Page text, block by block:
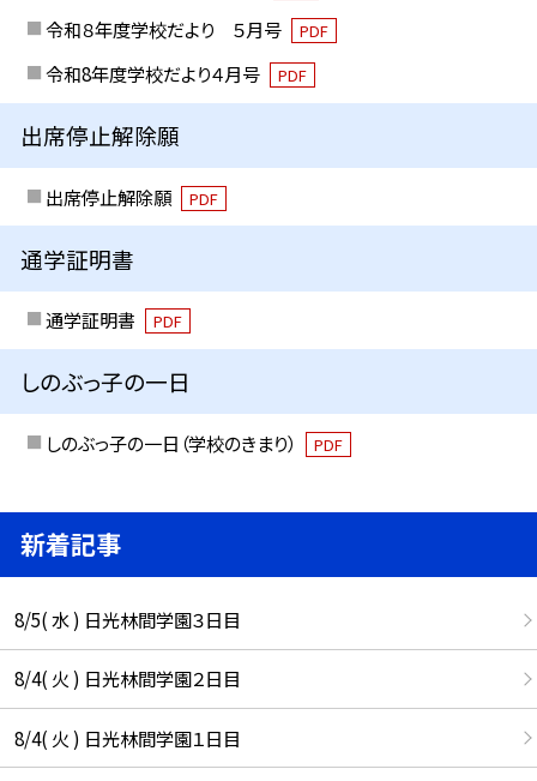
令和８年度学校だより ５月号 PDF
令和8年度学校だより４月号 PDF
出席停止解除願
出席停止解除願 PDF
通学証明書
通学証明書 PDF
しのぶっ子の一日
しのぶっ子の一日（学校のきまり） PDF
新着記事
8/5( 水 ) 日光林間学園３日目
8/4( 火 ) 日光林間学園２日目
8/4( 火 ) 日光林間学園１日目